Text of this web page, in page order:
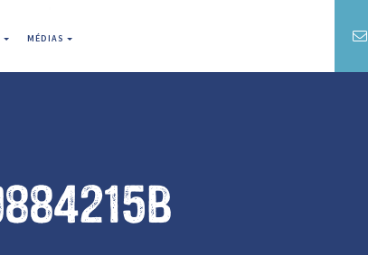
MÉDIAS